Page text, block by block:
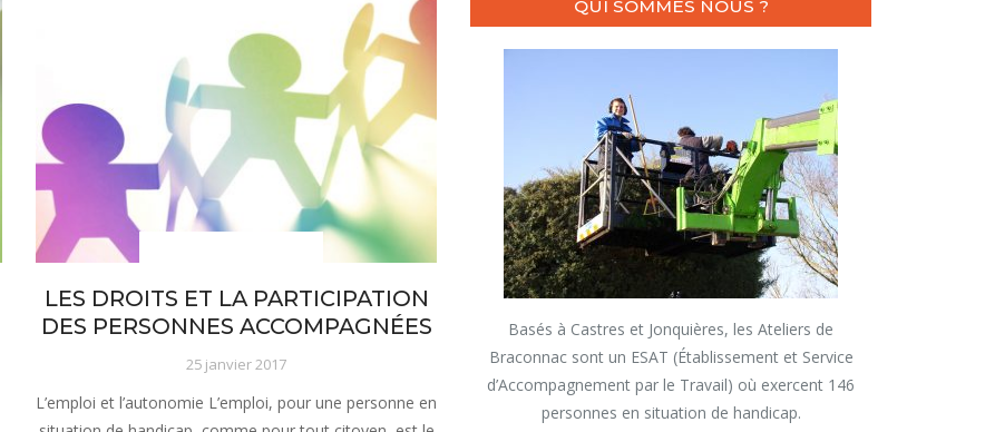
LES DROITS ET LA PARTICIPATION
DES PERSONNES ACCOMPAGNÉES
25 janvier 2017
L’emploi et l’autonomie L’emploi, pour une personne en
QUI SOMMES NOUS ?
Basés à Castres et Jonquières, les Ateliers de
Braconnac sont un ESAT (Établissement et Service
d’Accompagnement par le Travail) où exercent 146
personnes en situation de handicap.